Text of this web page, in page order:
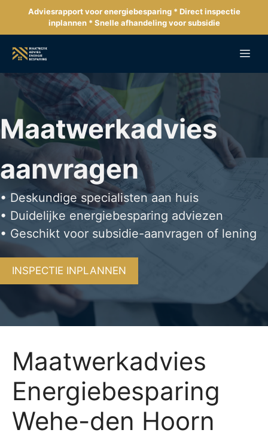
de
inhoud
Adviesrapport voor energiebesparing * Direct inspectie
inplannen * Snelle afhandeling voor subsidie
Maatwerkadvies
aanvragen
• Deskundige specialisten aan huis
• Duidelijke energiebesparing adviezen
• Geschikt voor subsidie-aanvragen of lening
INSPECTIE INPLANNEN
Maatwerkadvies
Energiebesparing
Wehe-den Hoorn